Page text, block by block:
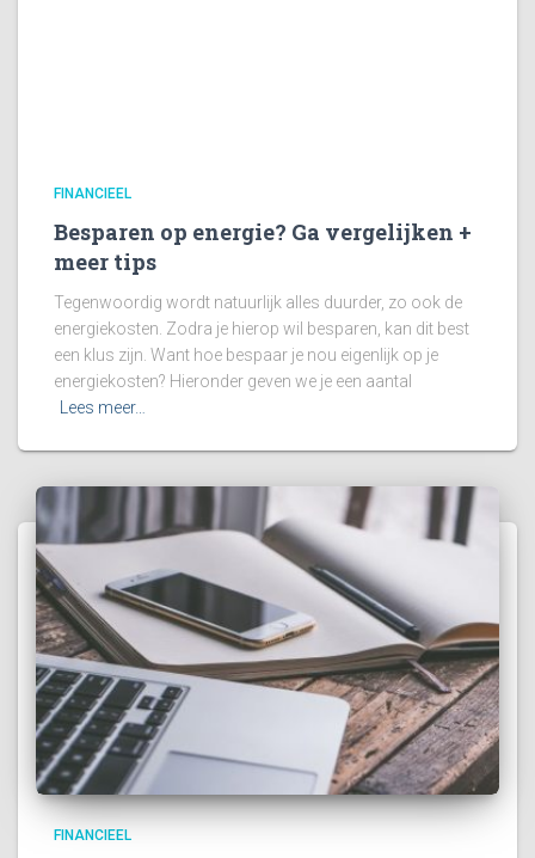
FINANCIEEL
Besparen op energie? Ga vergelijken +
meer tips
Tegenwoordig wordt natuurlijk alles duurder, zo ook de
energiekosten. Zodra je hierop wil besparen, kan dit best
een klus zijn. Want hoe bespaar je nou eigenlijk op je
energiekosten? Hieronder geven we je een aantal
Lees meer…
FINANCIEEL